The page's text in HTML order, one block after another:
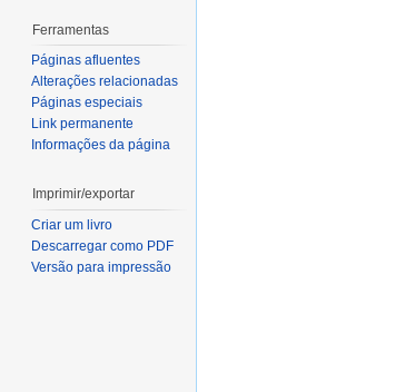
Ferramentas
Páginas afluentes
Alterações relacionadas
Páginas especiais
Link permanente
Informações da página
Imprimir/exportar
Criar um livro
Descarregar como PDF
Versão para impressão